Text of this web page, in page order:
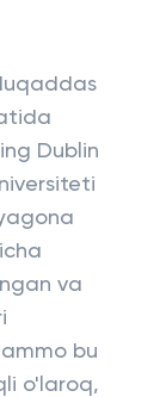
Dublin
va
bu
o'laroq,